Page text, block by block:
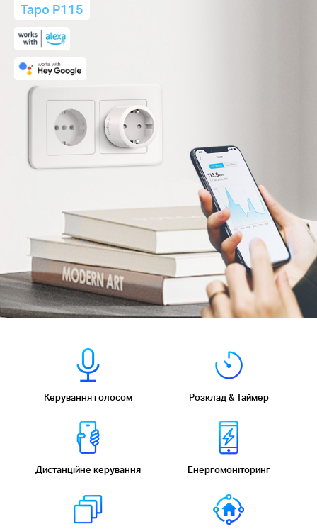
Tapo P115
Керування голосом Розклад & Таймер
Дистанційне керування Енергомоніторинг